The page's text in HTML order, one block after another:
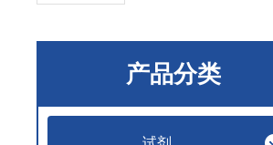
产品分类